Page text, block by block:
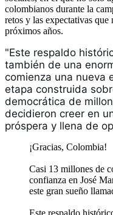
colombianos durante la
retos y las expectativas
próximos años.
"Este respaldo
también de una
comienza una nueva
etapa construida
democrática de
decidieron creer en
próspera y llena de
¡Gracias, Colombia!
Casi 13 millones de
confianza en José
este gran sueño
Este respaldo